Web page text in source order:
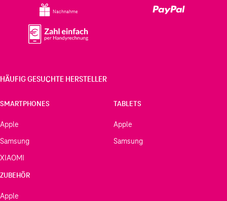
Nachnahme
HÄUFIG GESUCHTE HERSTELLER
SMARTPHONES
Apple
Samsung
XIAOMI
TABLETS
Apple
Samsung
ZUBEHÖR
Apple